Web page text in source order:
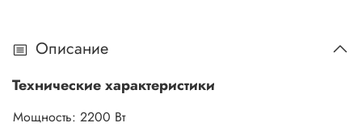
Описание
Технические характеристики
Мощность: 2200 Вт